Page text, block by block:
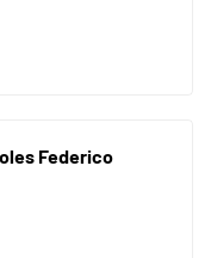
Federico